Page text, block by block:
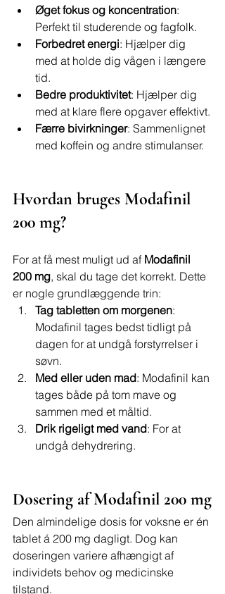
Øget fokus og koncentration:
Perfekt til studerende og fagfolk.
Forbedret energi: Hjælper dig
med at holde dig vågen i længere
tid.
Bedre produktivitet: Hjælper dig
med at klare flere opgaver effektivt.
Færre bivirkninger: Sammenlignet
med koffein og andre stimulanser.
Hvordan bruges Modafinil
200 mg?
For at få mest muligt ud af Modafinil
200 mg, skal du tage det korrekt. Dette
er nogle grundlæggende trin:
Tag tabletten om morgenen:
Modafinil tages bedst tidligt på
dagen for at undgå forstyrrelser i
søvn.
Med eller uden mad: Modafinil kan
tages både på tom mave og
sammen med et måltid.
Drik rigeligt med vand: For at
undgå dehydrering.
Dosering af Modafinil 200 mg
Den almindelige dosis for voksne er én
tablet á 200 mg dagligt. Dog kan
doseringen variere afhængigt af
individets behov og medicinske
tilstand.